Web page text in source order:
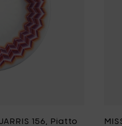
156, Piatto